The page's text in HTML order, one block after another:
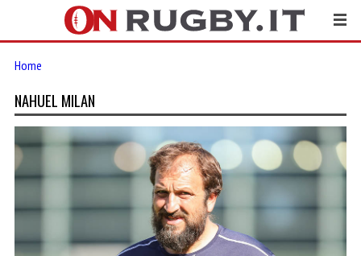
Home
NAHUEL MILAN